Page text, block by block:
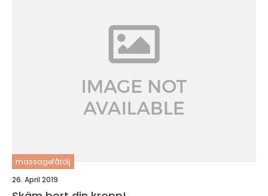
massagefåtölj
26. April 2019